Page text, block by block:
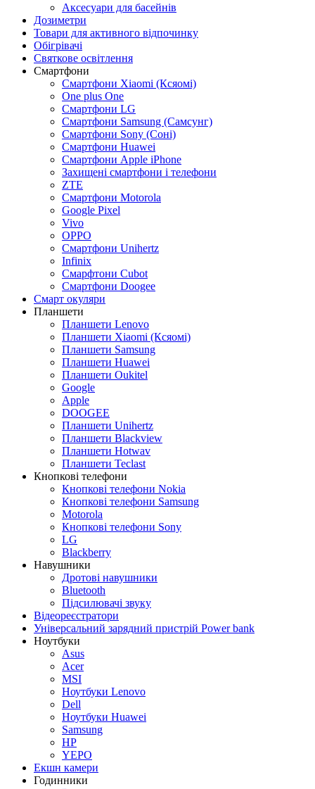
Аксесуари для басейнів
Дозиметри
Товари для активного відпочинку
Обігрівачі
Святкове освітлення
Смартфони
Смартфони Xiaomi (Ксяомі)
One plus One
Смартфони LG
Смартфони Samsung (Самсунг)
Смартфони Sony (Соні)
Смартфони Huawei
Смартфони Apple iPhone
Захищені смартфони і телефони
ZTE
Смартфони Motorola
Google Pixel
Vivo
OPPO
Смартфони Unihertz
Infinix
Cмарфтони Cubot
Смартфони Doogee
Смарт окуляри
Планшети
Планшети Lenovo
Планшети Xiaomi (Ксяомі)
Планшети Samsung
Планшети Huawei
Планшети Oukitel
Google
Apple
DOOGEE
Планшети Unihertz
Планшети Blackview
Планшети Hotwav
Планшети Teclast
Кнопкові телефони
Кнопкові телефони Nokia
Кнопкові телефони Samsung
Motorola
Кнопкові телефони Sony
LG
Blackberry
Навушники
Дротові навушники
Bluetooth
Підсилювачі звуку
Відеореєстратори
Універсальний зарядний пристрій Power bank
Ноутбуки
Asus
Acer
MSI
Ноутбуки Lenovo
Dell
Ноутбуки Huawei
Samsung
HP
YEPO
Екшн камери
Годинники